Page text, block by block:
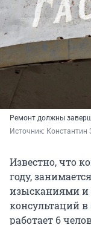
Ремонт должны
Источник: Константин
Известно, что
году,
изысканиями и
консультаций
работает 6